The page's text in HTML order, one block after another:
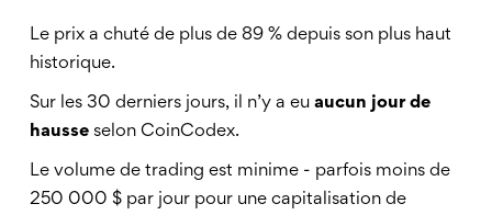
Le prix a chuté de plus de 89 % depuis son plus haut
historique.
Sur les 30 derniers jours, il n’y a eu aucun jour de
hausse selon CoinCodex.
Le volume de trading est minime - parfois moins de
250 000 $ par jour pour une capitalisation de